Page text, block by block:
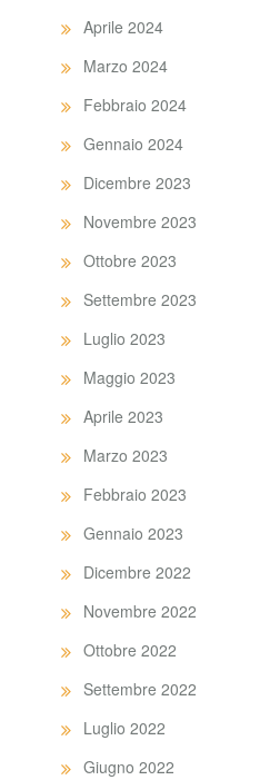
Aprile 2024
Marzo 2024
Febbraio 2024
Gennaio 2024
Dicembre 2023
Novembre 2023
Ottobre 2023
Settembre 2023
Luglio 2023
Maggio 2023
Aprile 2023
Marzo 2023
Febbraio 2023
Gennaio 2023
Dicembre 2022
Novembre 2022
Ottobre 2022
Settembre 2022
Luglio 2022
Giugno 2022